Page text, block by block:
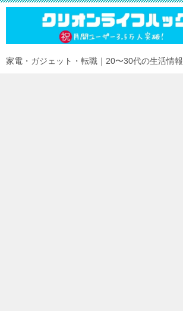
家電・ガジェット・転職｜20〜30代の生活情報